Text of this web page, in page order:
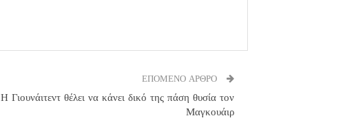
ΕΠΟΜΕΝΟ ΑΡΘΡΟ
Η Γιουνάιτεντ θέλει να κάνει δικό της πάση θυσία τον
Μαγκουάιρ